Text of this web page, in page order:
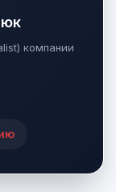
компании